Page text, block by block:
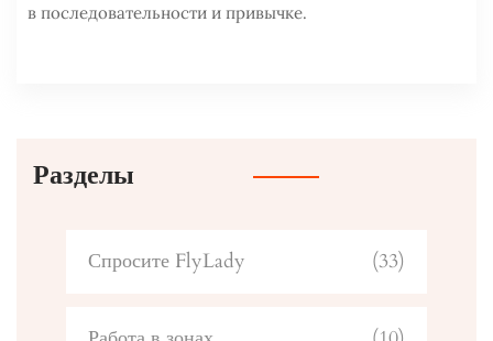
в последовательности и привычке.
Разделы
Спросите FlyLady (33)